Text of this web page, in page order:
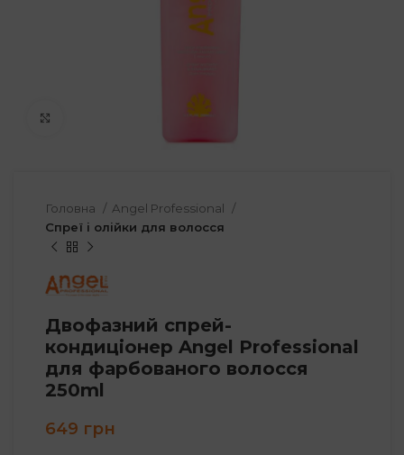
Клацніть, щоб збільшити
Головна
Angel Professional
Спреї і олійки для волосся
Двофазний спрей-
кондиціонер Angel Professional
для фарбованого волосся
250ml
649 грн